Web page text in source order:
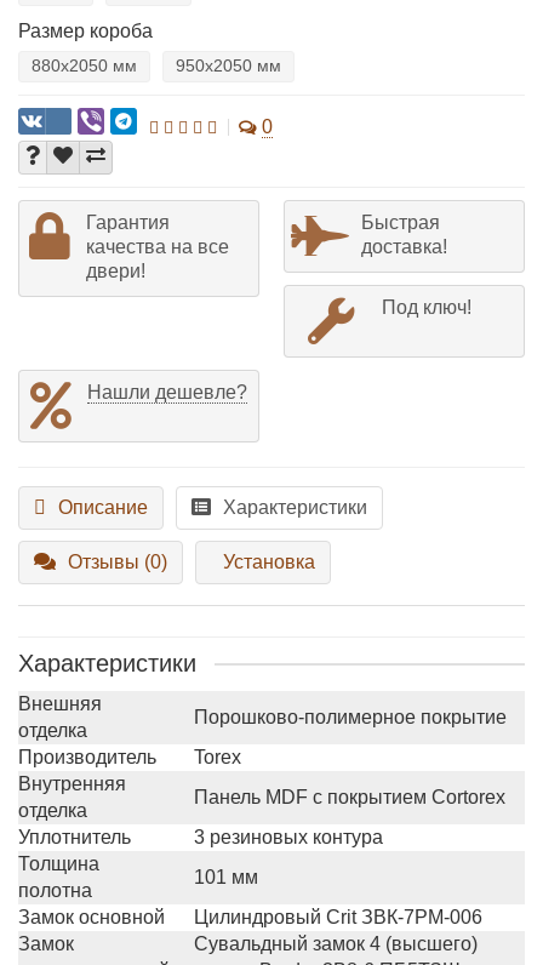
Размер короба
880х2050 мм 950х2050 мм
0
Гарантия
качества на все
двери!
Быстрая
доставка!
Под ключ!
Нашли дешевле?
Описание Характеристики
Отзывы (0) Установка
Характеристики
Внешняя
отделка
Порошково-полимерное покрытие
Производитель
Torex
Внутренняя
отделка
Панель MDF с покрытием Cortorex
Уплотнитель
3 резиновых контура
Толщина
полотна
101 мм
Замок основной
Цилиндровый Crit ЗВК-7РМ-006
Замок
Сувальдный замок 4 (высшего)